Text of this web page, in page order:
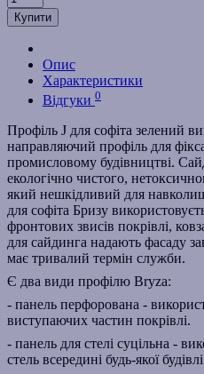
Купити
Опис
Характеристики
Відгуки 0
Профіль J для софіта зелений
направляючий профіль для
промисловому будівництві.
екологічно чистого,
який нешкідливий для
для софіта Бризу
фронтових звисів покрівлі,
для сайдинга надають фасаду
має тривалий термін служби.
Є два види профілю Bryza:
- панель перфорована -
виступаючих частин покрівлі.
- панель для стелі суцільна -
стель всередині будь-якої